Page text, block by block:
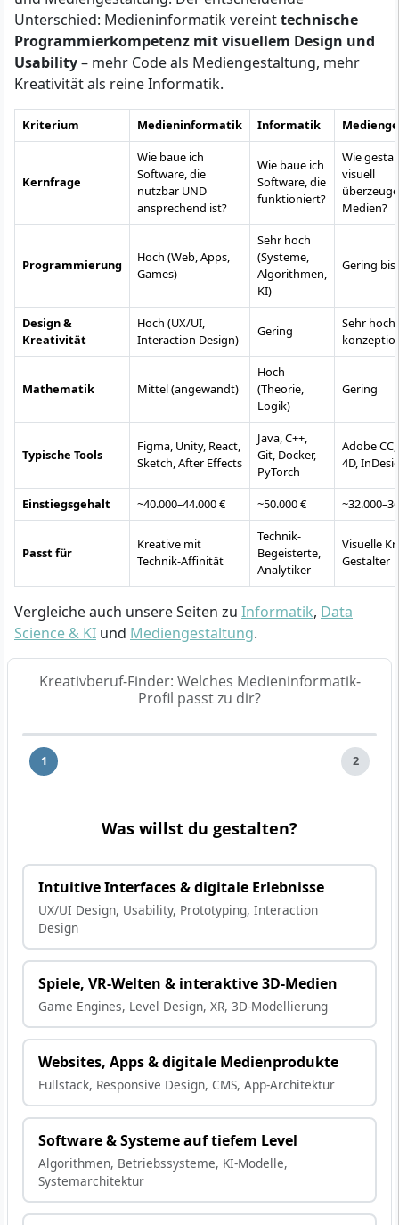
Unterschied: Medieninformatik vereinttechnische
Programmierkompetenz mit visuellem Design und
Usability– mehr Code als Mediengestaltung, mehr
Kreativität als reine Informatik.
Kriterium Medieninformatik Informatik
Kernfrage
Wie baue ich
Software, die
nutzbar UND
ansprechend ist?
Wie baue ich
Software, die
funktioniert?
Wie
visuell
Medien?
Programmierung
Hoch (Web, Apps,
Games)
Sehr hoch
(Systeme,
Algorithmen,
KI)
Gering bis
Design &
Kreativität
Hoch (UX/UI,
Interaction Design)
Gering
Sehr hoch
Mathematik Mittel (angewandt)
Hoch
(Theorie,
Logik)
Gering
Typische Tools
Figma, Unity, React,
Sketch, After Effects
Java, C++,
Git, Docker,
PyTorch
Adobe
4D,
Einstiegsgehalt ~40.000–44.000 € ~50.000 €
Passt für
Kreative mit
Technik-Affinität
Technik-
Begeisterte,
Analytiker
Visuelle
Gestalter
Vergleiche auch unsere Seiten zu Informatik, Data
Science & KI und Mediengestaltung.
Kreativberuf-Finder: Welches Medieninformatik-
Profil passt zu dir?
1 2
Was willst du gestalten?
Intuitive Interfaces & digitale Erlebnisse
UX/UI Design, Usability, Prototyping, Interaction
Design
Spiele, VR-Welten & interaktive 3D-Medien
Game Engines, Level Design, XR, 3D-Modellierung
Websites, Apps & digitale Medienprodukte
Fullstack, Responsive Design, CMS, App-Architektur
Software & Systeme auf tiefem Level
Algorithmen, Betriebssysteme, KI-Modelle,
Systemarchitektur